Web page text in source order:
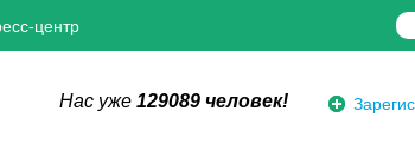
центр
Нас уже 129089 человек!